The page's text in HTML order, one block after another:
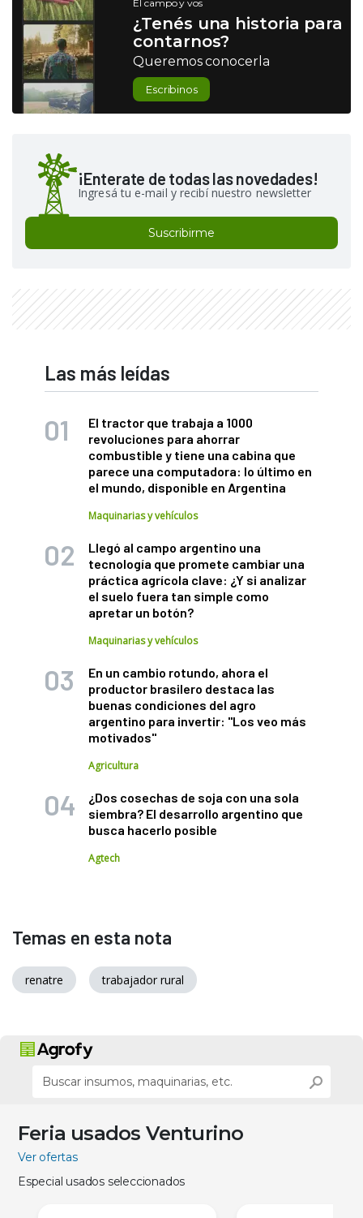
El campo y vos
¿Tenés una historia para
contarnos?
Queremos conocerla
Escribinos
¡Enterate de todas las novedades!
Ingresá tu e-mail y recibí nuestro newsletter
Suscribirme
Las más leídas
El tractor que trabaja a 1000
revoluciones para ahorrar
combustible y tiene una cabina que
parece una computadora: lo último en
el mundo, disponible en Argentina
Maquinarias y vehículos
Llegó al campo argentino una
tecnología que promete cambiar una
práctica agrícola clave: ¿Y si analizar
el suelo fuera tan simple como
apretar un botón?
Maquinarias y vehículos
En un cambio rotundo, ahora el
productor brasilero destaca las
buenas condiciones del agro
argentino para invertir: "Los veo más
motivados"
Agricultura
¿Dos cosechas de soja con una sola
siembra? El desarrollo argentino que
busca hacerlo posible
Agtech
Temas en esta nota
renatre trabajador rural
Feria usados Venturino
Ver ofertas
Especial usados seleccionados